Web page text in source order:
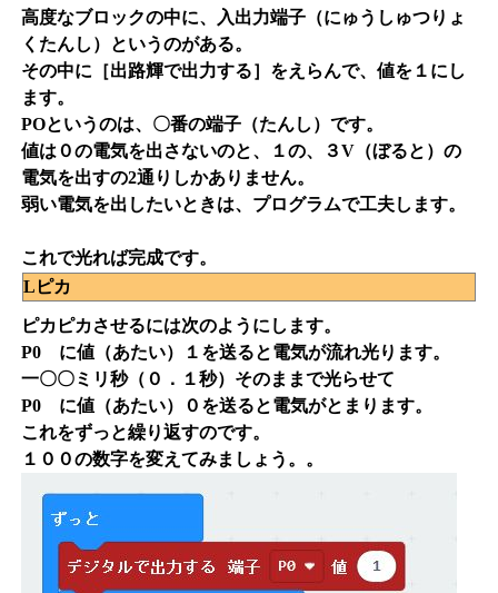
高度なブロックの中に、入出力端子（にゅうしゅつりょ
くたんし）というのがある。
その中に［出路輝で出力する］をえらんで、値を１にし
ます。
POというのは、〇番の端子（たんし）です。
値は０の電気を出さないのと、１の、３V（ぼると）の
電気を出すの2通りしかありません。
弱い電気を出したいときは、プログラムで工夫します。
これで光れば完成です。
Lピカ
ピカピカさせるには次のようにします。
P0 に値（あたい）１を送ると電気が流れ光ります。
一〇〇ミリ秒（０．１秒）そのままで光らせて
P0 に値（あたい）０を送ると電気がとまります。
これをずっと繰り返すのです。
１００の数字を変えてみましょう。。